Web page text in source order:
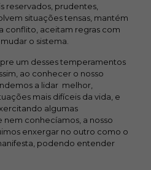
reservados, prudentes,
situações tensas, mantém
conflito, aceitam regras com
o sistema.
um desses temperamentos
ao conhecer o nosso
a lidar melhor,
mais difíceis da vida, e
algumas
nem conhecíamos, a nosso
enxergar no outro como o
podendo entender